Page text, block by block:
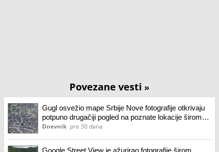
Povezane vesti »
Gugl osvežio mape Srbije Nove fotografije otkrivaju
potpuno drugačiji pogled na poznate lokacije širom
zemlje
Dnevnik pre 30 dana
Google Street View je ažurirao fotografije širom